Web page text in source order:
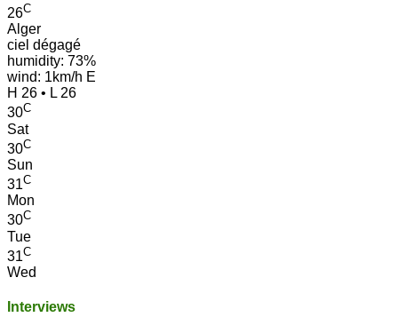
26C
Alger
ciel dégagé
humidity: 73%
wind: 1km/h E
H 26 • L 26
30C
Sat
30C
Sun
31C
Mon
30C
Tue
31C
Wed
Interviews